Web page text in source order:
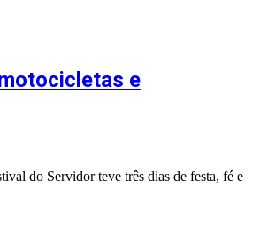
e
do Servidor teve três dias de festa, fé e